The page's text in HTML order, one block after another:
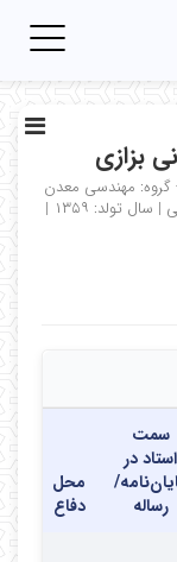
بزازی
گروه: مهندسی معدن
| سال تولد: ۱۳۵۹ |
سمت
استاد در
رساله
محل
دفاع